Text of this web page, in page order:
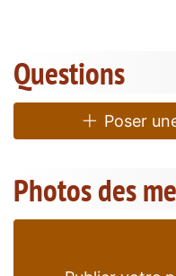
Questions
Poser
Photos des